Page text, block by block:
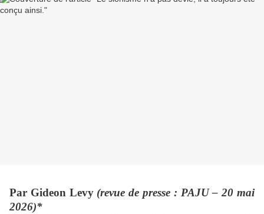
Par Gideon Levy (revue de presse : PAJU – 20 mai
2026)*